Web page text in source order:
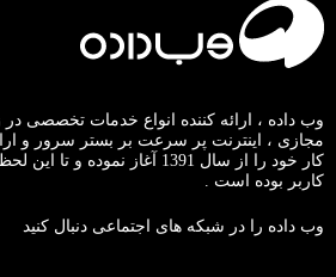
وب داده ، ارائه کننده انواع خدمات تخصصی در
مجازی ، اینترنت پر سرعت بر بستر سرور و
کار خود را از سال 1391 آغاز نموده
کاربر بوده است .
وب داده را در شبکه های اجتماعی دنبال کنید